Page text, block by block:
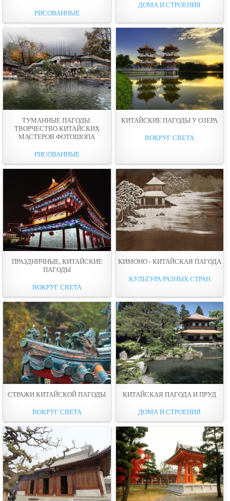
РИСОВАННЫЕ
ДОМА И СТРОЕНИЯ
ТУМАННЫЕ ПАГОДЫ.
ТВОРЧЕСТВО КИТАЙСКИХ
МАСТЕРОВ ФОТОШОПА
РИСОВАННЫЕ
КИТАЙСКИЕ ПАГОДЫ У ОЗЕРА
ВОКРУГ СВЕТА
ПРАЗДНИЧНЫЕ, КИТАЙСКИЕ
ПАГОДЫ
ВОКРУГ СВЕТА
КИМОНО - КИТАЙСКАЯ ПАГОДА
КУЛЬТУРА РАЗНЫХ СТРАН
СТРАЖИ КИТАЙСКОЙ ПАГОДЫ
ВОКРУГ СВЕТА
КИТАЙСКАЯ ПАГОДА И ПРУД
ДОМА И СТРОЕНИЯ